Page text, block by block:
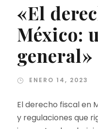
«El
México:
general»
ENERO 14, 2023
El derecho fiscal en
y regulaciones que